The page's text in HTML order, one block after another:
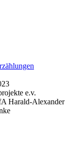
e.v.
Harald-Alexander